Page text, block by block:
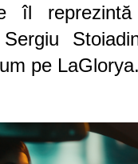
îl
pe LaGlorya.